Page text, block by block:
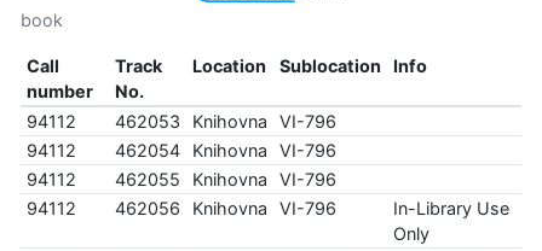
book
Call
number
Track
No.
Location Sublocation Info
94112 462053 Knihovna
VI-796
94112
462054 Knihovna
VI-796
94112
462055 Knihovna
VI-796
94112
462056 Knihovna VI-796
In-Library Use
Only